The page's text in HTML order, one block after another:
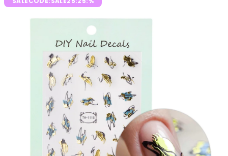
hviezdičiek.